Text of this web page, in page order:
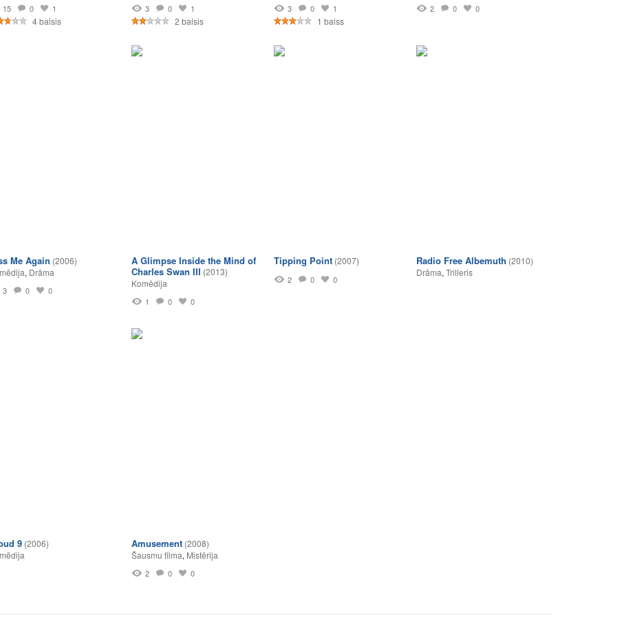
15 0 1
4 balsis
3 0 1
2 balsis
3 0 1
1 balss
2 0 0
Me Again (2006)
, Drāma
3 0 0
A Glimpse Inside the Mind of
Charles Swan III (2013)
Komēdija
1 0 0
Tipping Point (2007)
2 0 0
Radio Free Albemuth (2010)
Drāma, Trilleris
9 (2006)
Amusement (2008)
Šausmu filma, Mistērija
2 0 0